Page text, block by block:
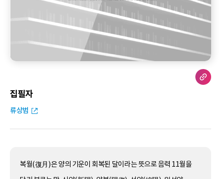
집필자
류상범
복월(復月)은 양의 기운이 회복된 달이라는 뜻으로 음력 11월을